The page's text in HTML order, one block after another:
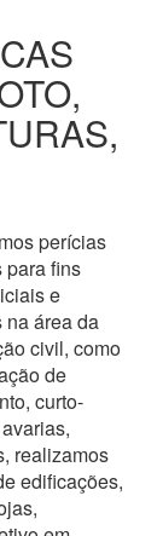
perícias
para fins
e
na área da
civil, como
de
curto-
realizamos
edificações,